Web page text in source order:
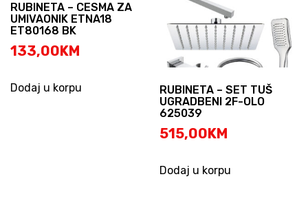
RUBINETA – CESMA ZA
UMIVAONIK ETNA18
ET80168 BK
133,00KM
Dodaj u korpu
RUBINETA – SET TUŠ
UGRADBENI 2F-OLO
625039
515,00KM
Dodaj u korpu